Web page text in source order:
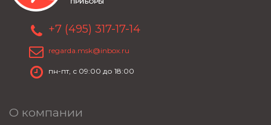
+7 (495) 317-17-14
regarda.msk@inbox.ru
пн-пт, с 09:00 до 18:00
О компании